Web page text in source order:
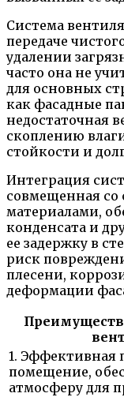
Система
передаче
удалении
часто она не
для основных
как фасадные
недостаточная
скоплению
стойкости и
Интеграция
совмещенная со
материалами,
конденсата и
ее задержку в
риск
плесени,
деформации
1. Эффективная
помещение,
атмосферу для